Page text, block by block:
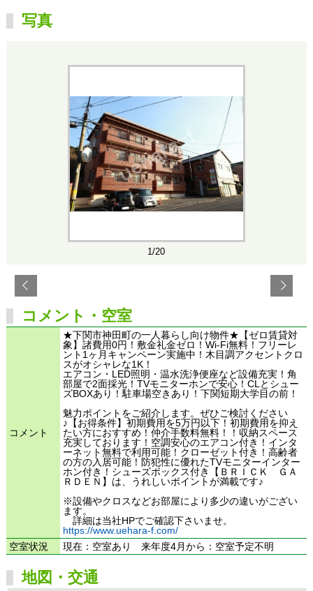
写真
1/20
コメント・空室
コメント
★下関市神田町の一人暮らし向け物件★【ゼロ賃貸対
象】諸費用0円！敷金礼金ゼロ！Wi-Fi無料！フリーレ
ント1ヶ月キャンペーン実施中！木目調アクセントクロ
スがオシャレな1K！
エアコン・LED照明・温水洗浄便座など設備充実！角
部屋で2面採光！TVモニターホンで安心！CLとシュー
ズBOXあり！駐車場空きあり！下関短期大学目の前！
魅力ポイントをご紹介します。ぜひご検討ください
♪【お得条件】初期費用を5万円以下！初期費用を抑え
たい方におすすめ！仲介手数料無料！！収納スペース
充実しております！空調安心のエアコン付き！インタ
ーネット無料で利用可能！クローゼット付き！高齢者
の方の入居可能！防犯性に優れたTVモニターインター
ホン付き！シューズボックス付き【ＢＲＩＣＫ ＧＡ
ＲＤＥＮ】は、うれしいポイントが満載です♪
※設備やクロスなどお部屋により多少の違いがござい
ます。
詳細は当社HPでご確認下さいませ。
https://www.uehara-f.com/
空室状況
現在：空室あり 来年度4月から：空室予定不明
地図・交通